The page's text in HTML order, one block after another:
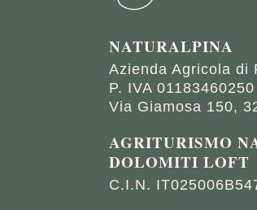
NATURALPINA
Azienda Agricola di
P. IVA 01183460250
Via Giamosa 150,
AGRITURISMO
DOLOMITI LOFT
C.I.N.